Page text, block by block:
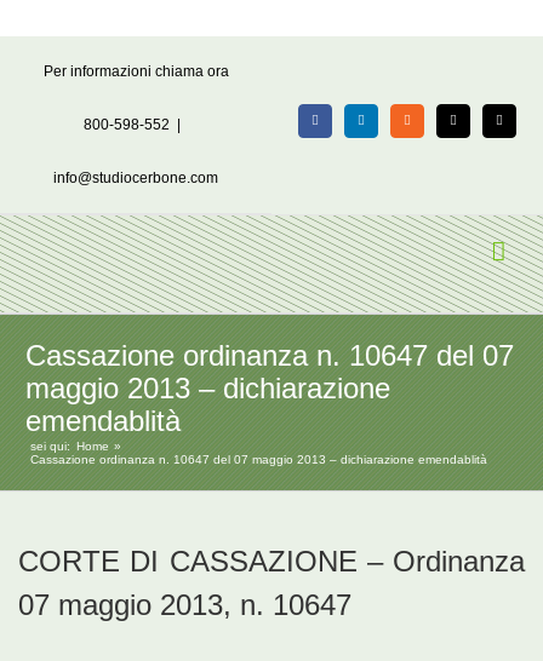
Per informazioni chiama ora
800-598-552
info@studiocerbone.com
FacebookLinkedIn Rss X Email
Cassazione ordinanza n. 10647 del 07
maggio 2013 – dichiarazione
emendablità
sei qui:
Home
Cassazione ordinanza n. 10647 del 07 maggio 2013 – dichiarazione emendablità
CORTE DI CASSAZIONE – Ordinanza
07 maggio 2013, n. 10647